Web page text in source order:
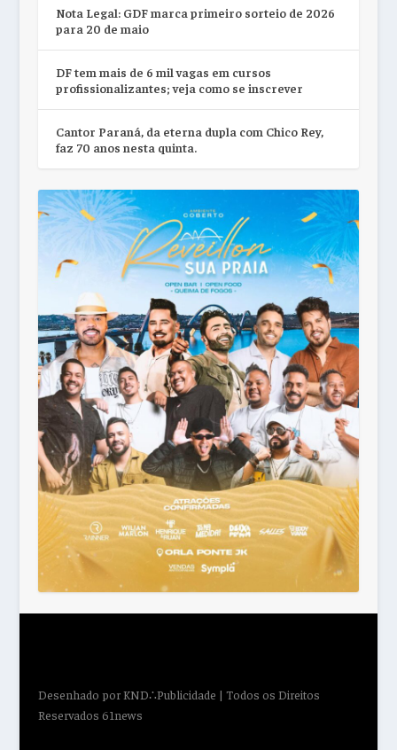
Nota Legal: GDF marca primeiro sorteio de 2026
para 20 de maio
DF tem mais de 6 mil vagas em cursos
profissionalizantes; veja como se inscrever
Cantor Paraná, da eterna dupla com Chico Rey,
faz 70 anos nesta quinta.
Desenhado porKND∴Publicidade | Todos os Direitos
Reservados 61news